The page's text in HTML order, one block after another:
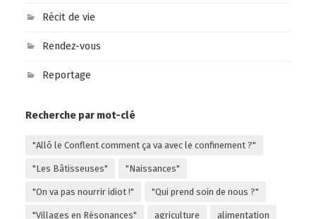
Récit de vie
Rendez-vous
Reportage
Recherche par mot-clé
"Allô le Conflent comment ça va avec le confinement ?"
"Les Bâtisseuses" "Naissances"
"On va pas nourrir idiot !" "Qui prend soin de nous ?"
"Villages en Résonances" agriculture alimentation